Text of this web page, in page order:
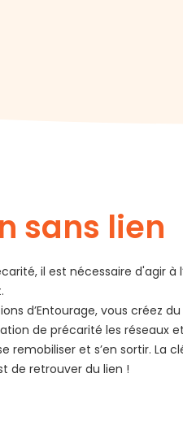
sans lien
il est nécessaire d'agir à
d’Entourage, vous créez
de précarité les réseaux
remobiliser et s’en sortir. La
de retrouver du lien !